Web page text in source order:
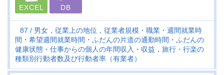
EXCEL DB
87
男女，従業上の地位，従業者規模・職業・週間就業時
間・希望週間就業時間・ふだんの片道の通勤時間・ふだんの
健康状態・仕事からの個人の年間収入・収益，旅行・行楽の
種類別行動者数及び行動者率（有業者）